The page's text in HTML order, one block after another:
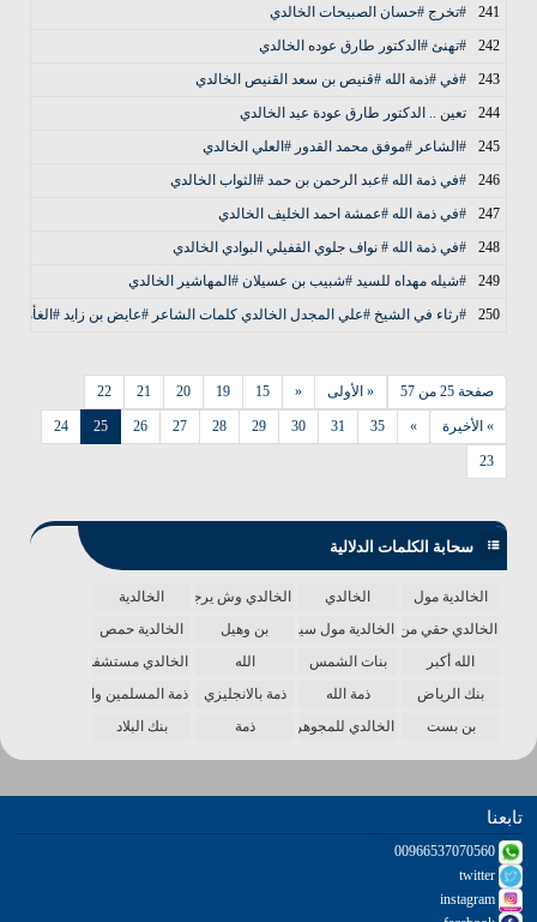
241
#تخرج #حسان الصبيحات الخالدي
242
#تهنئ #الدكتور طارق عوده الخالدي
243
#في #ذمة الله #قنيص بن سعد القنيص الخالدي
244
تعين .. الدكتور طارق عودة عيد الخالدي
245
#الشاعر #موفق محمد القدور #العلي الخالدي
246
#في ذمة الله #عبد الرحمن بن حمد #الثواب الخالدي
247
#في ذمة الله #عمشة احمد الخليف الخالدي
248
#في ذمة الله # نواف جلوي القفيلي البوادي الخالدي
249
#شيله مهداه للسيد #شبيب بن عسيلان #المهاشير الخالدي
250
#رثاء في الشيخ #علي المجدل الخالدي كلمات الشاعر #عايض بن زايد #الغأمدي
صفحة 25 من 57 « الأولى «
15
19
20
21
22
23
24 25 26 27 28 29 30 31 35 » » الأخيرة
سحابة الكلمات الدلالية
الخالدية مول الخالدي الخالدي وش يرجع
الخالدية
الخالدي حقي من الدنياالخالدية مول سينما بن وهيل
الخالدية حمص
الله أكبر
بنات الشمس الله
الخالدي مستشفى
بنك الرياض
ذمة الله ذمة بالانجليزي
ذمة المسلمين واحدة
بن بست
الخالدي للمجوهرات ذمة بنك البلاد
تابعنا